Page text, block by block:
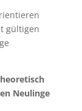
gültigen
Neulinge